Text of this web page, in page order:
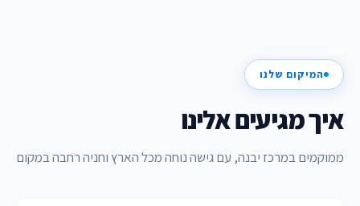
המיקום שלנו
איך מגיעים אלינו
ממוקמים במרכז יבנה, עם גישה נוחה מכל הארץ וחניה רחבה במקום